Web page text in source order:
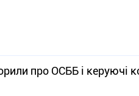
про ОСББ і керуючі